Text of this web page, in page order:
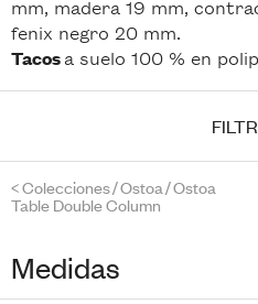
mm, madera 19 mm,
fenix negro 20 mm.
Tacosa suelo 100 % en
<Colecciones/Ostoa/Ostoa
Table Double Column
Medidas